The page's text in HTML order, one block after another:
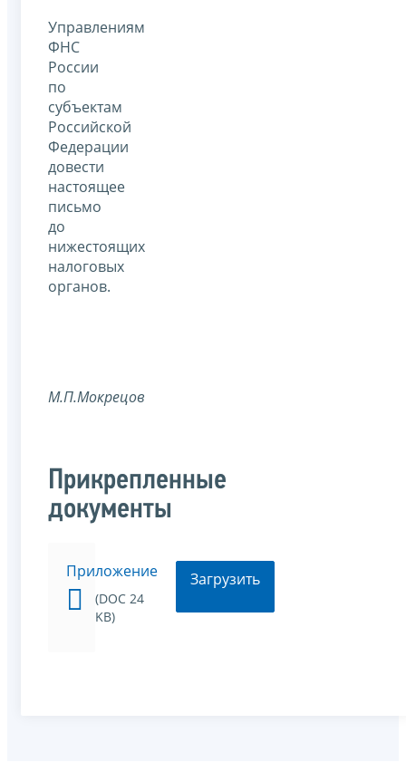
Управлениям
ФНС
России
по
субъектам
Российской
Федерации
довести
настоящее
письмо
до
нижестоящих
налоговых
органов.
М.П.Мокрецов
Прикрепленные
документы
Приложение
(DOC 24
KB)
Загрузить